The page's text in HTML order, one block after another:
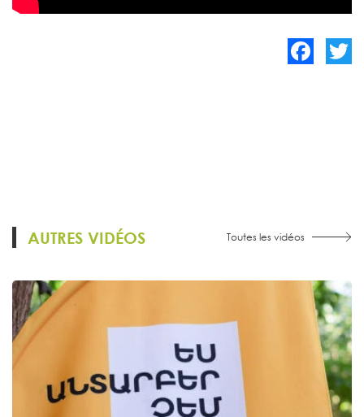
AUTRES VIDÉOS Toutes les vidéos